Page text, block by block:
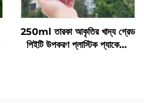
250ml তারকা আকৃতির খাদ্য গ্রেড
পিইটি উপকরণ প্লাস্টিক প্যাকেজিং